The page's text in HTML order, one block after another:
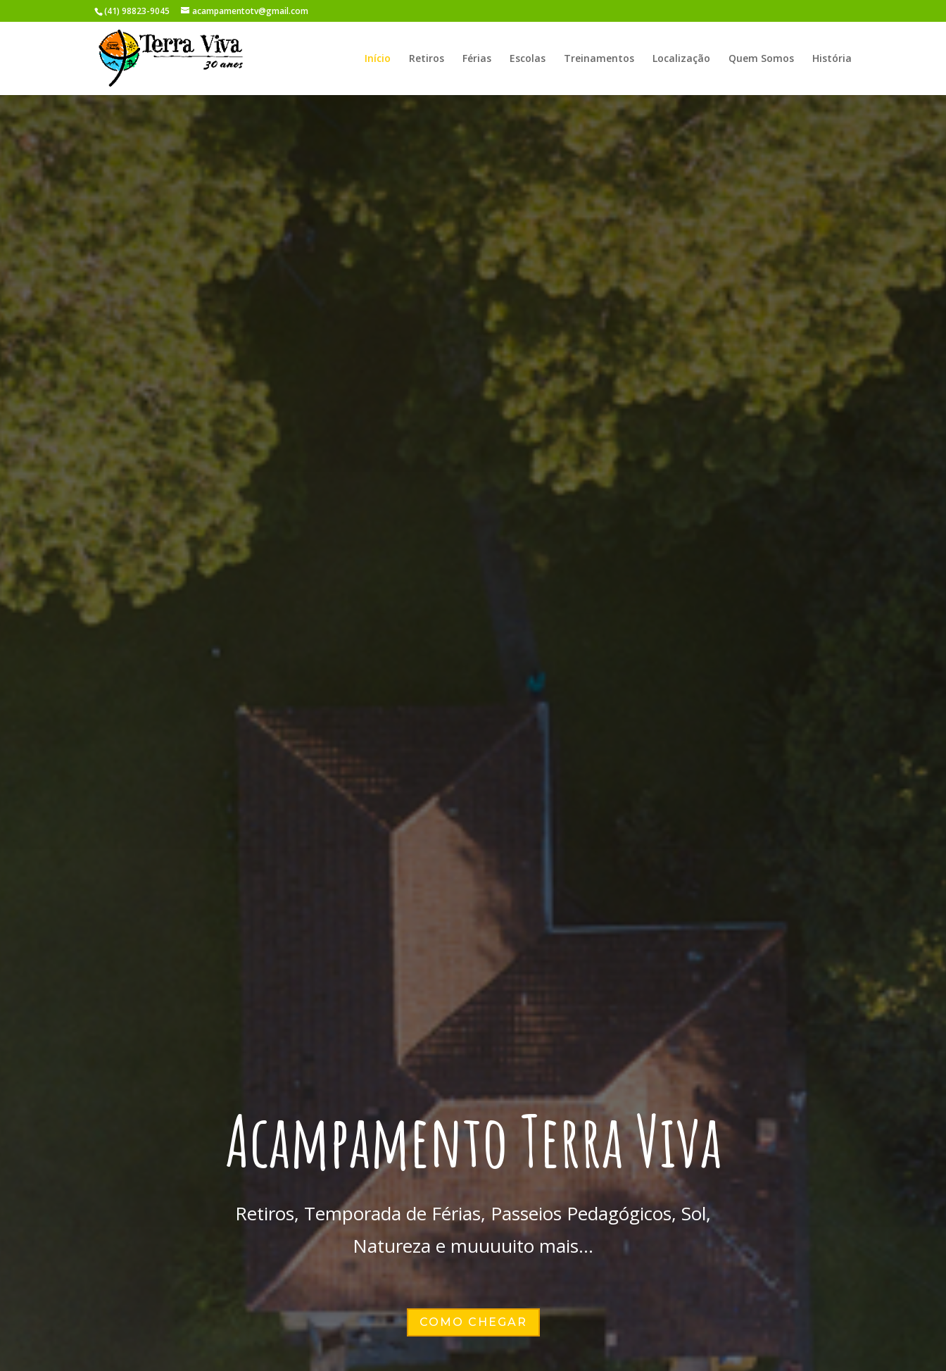
(41) 98823-9045 acampamentotv@gmail.com
Início Retiros Férias Escolas Treinamentos Localização Quem Somos História
Acampamento Terra Viva
Retiros, Temporada de Férias, Passeios Pedagógicos, Sol,
Natureza e muuuuito mais…
COMO CHEGAR